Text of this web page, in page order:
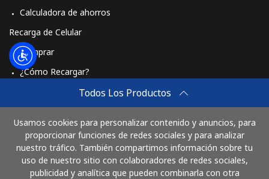
Todos Los Productos
Usamos cookies para personalizar contenido y anuncios, para
proporcionar funciones de redes sociales y para analizar
nuestro tráfico. También compartimos información sobre tu
uso de nuestro sitio con colaboradores de redes sociales,
publicidad y analítica que pueden combinarla con otra
Calculadora de ahorros
Recarga de Celular
Comprar
¿Cómo Recargar?
Comprar
Cómo funciona
Paga con